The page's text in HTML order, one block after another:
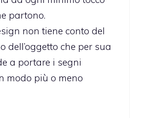
partono.
non tiene conto del
dell’oggetto che per sua
a portare i segni
modo più o meno